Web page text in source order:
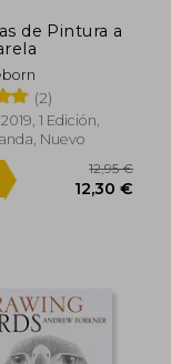
de Pintura a
(2)
1 Edición,
Nuevo
Rápido